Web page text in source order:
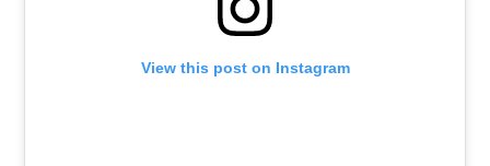
View this post on Instagram